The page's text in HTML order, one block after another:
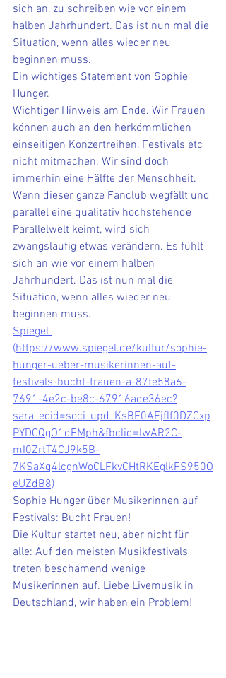
sich an, zu schreiben wie vor einem
halben Jahrhundert. Das ist nun mal die
Situation, wenn alles wieder neu
beginnen muss.
Ein wichtiges Statement von Sophie
Hunger.
Wichtiger Hinweis am Ende. Wir Frauen
können auch an den herkömmlichen
einseitigen Konzertreihen, Festivals etc
nicht mitmachen. Wir sind doch
immerhin eine Hälfte der Menschheit.
Wenn dieser ganze Fanclub wegfällt und
parallel eine qualitativ hochstehende
Parallelwelt keimt, wird sich
zwangsläufig etwas verändern. Es fühlt
sich an wie vor einem halben
Jahrhundert. Das ist nun mal die
Situation, wenn alles wieder neu
beginnen muss.
Spiegel
(https://www.spiegel.de/kultur/sophie-
hunger-ueber-musikerinnen-auf-
festivals-bucht-frauen-a-87fe58a6-
7691-4e2c-be8c-67916ade36ec?
sara_ecid=soci_upd_KsBF0AFjflf0DZCxp
PYDCQgO1dEMph&fbclid=IwAR2C-
mI0ZrtT4CJ9k5B-
7KSaXq4lcgnWoCLFkvCHtRKEglkFS950O
eUZdB8)
Sophie Hunger über Musikerinnen auf
Festivals: Bucht Frauen!
Die Kultur startet neu, aber nicht für
alle: Auf den meisten Musikfestivals
treten beschämend wenige
Musikerinnen auf. Liebe Livemusik in
Deutschland, wir haben ein Problem!